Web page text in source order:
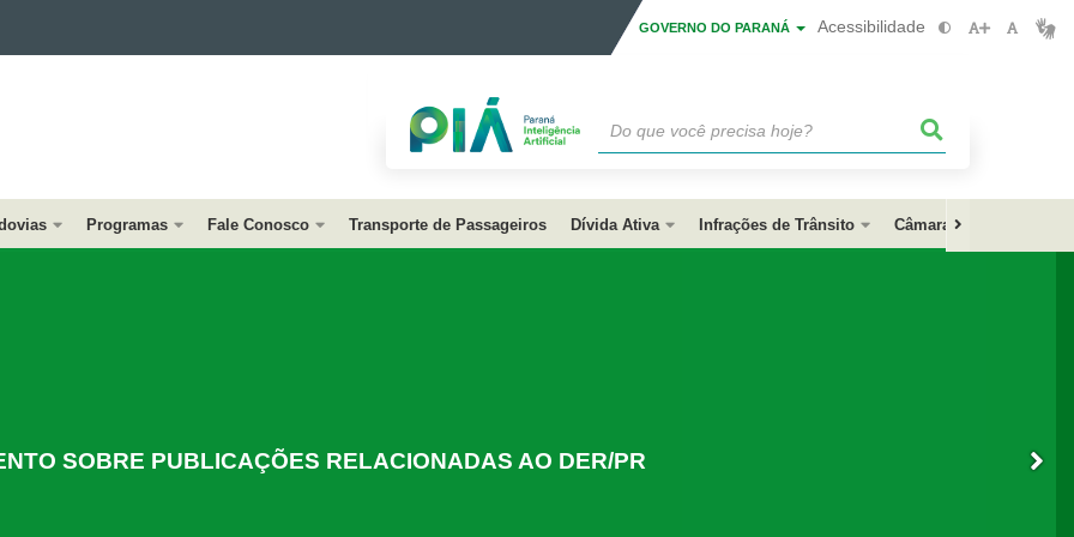
GOVERNO DO PARANÁ Acessibilidade
Programas Fale Conosco Transporte de Passageiros Dívida Ativa Infrações de Trânsito Câmara de Negociação
AUDIÊNCIAS PÚBLICAS DO DER/PR
SOBRE PUBLICAÇÕES RELACIONADAS AO DER/PR